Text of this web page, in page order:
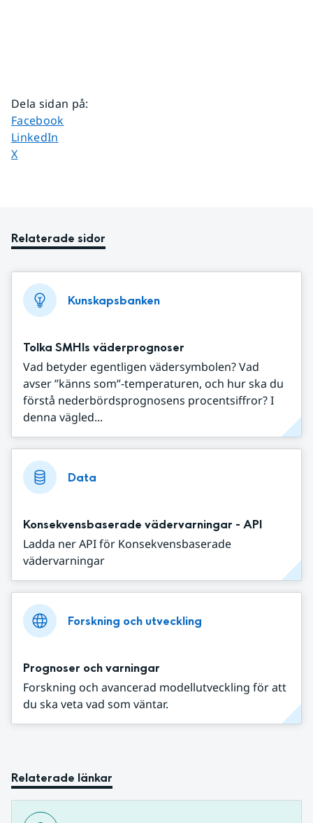
Dela sidan på:
Dela sidan på
Facebook
Dela sidan på
LinkedIn
Dela sidan på
X
Relaterade sidor
Kunskapsbanken
Tolka SMHIs väderprognoser
Vad betyder egentligen vädersymbolen? Vad
avser ”känns som”-temperaturen, och hur ska du
förstå nederbördsprognosens procentsiffror? I
denna vägled...
Data
Konsekvensbaserade vädervarningar - API
Ladda ner API för Konsekvensbaserade
vädervarningar
Forskning och utveckling
Prognoser och varningar
Forskning och avancerad modellutveckling för att
du ska veta vad som väntar.
Relaterade länkar